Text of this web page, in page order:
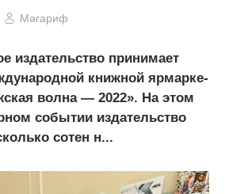
Мәгариф
издательство принимает
книжной ярмарке-
волна — 2022». На этом
событии издательство
сотен н...